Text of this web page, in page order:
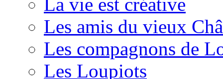
Les amis du vieux
Les compagnons de
Les Loupiots